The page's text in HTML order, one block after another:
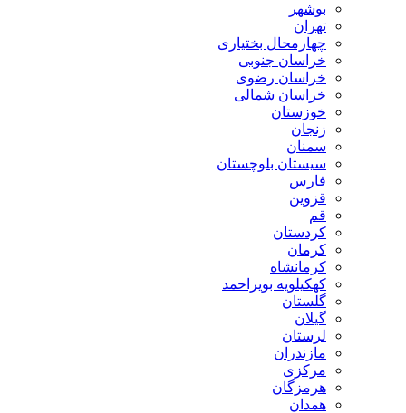
بوشهر
تهران
چهارمحال بختیاری
خراسان جنوبی
خراسان رضوی
خراسان شمالی
خوزستان
زنجان
سمنان
سیستان بلوچستان
فارس
قزوین
قم
کردستان
کرمان
کرمانشاه
کهکیلویه بویراحمد
گلستان
گیلان
لرستان
مازندران
مرکزی
هرمزگان
همدان